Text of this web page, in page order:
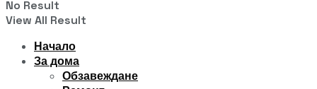
No Result
View All Result
Начало
За дома
Обзавеждане